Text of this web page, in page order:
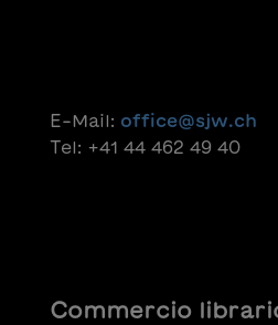
E-Mail: office@sjw.ch
Tel: +41 44 462 49 40
Commercio